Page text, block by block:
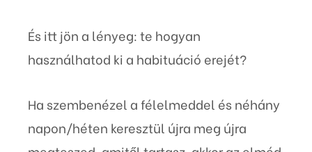
És itt jön a lényeg: te hogyan
használhatod ki a habituáció erejét?
Ha szembenézel a félelmeddel és néhány
napon/héten keresztül újra meg újra